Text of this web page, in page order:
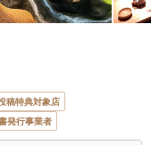
稿特典対象店
発行事業者